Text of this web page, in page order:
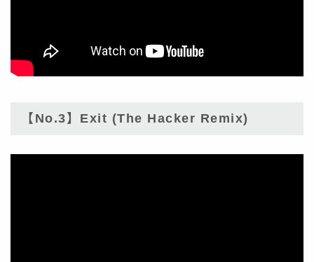
【No.3】Exit (The Hacker Remix)